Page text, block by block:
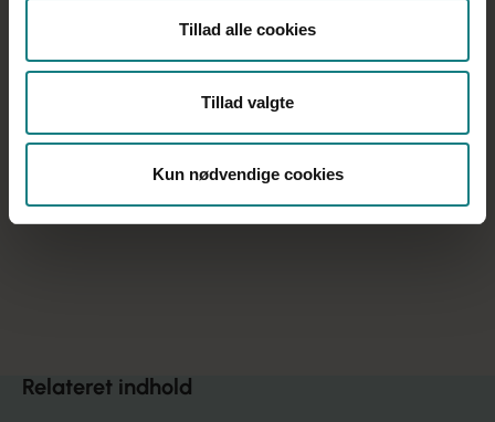
Tillad alle cookies
Tillad valgte
Kun nødvendige cookies
Gå aldrig alene til kontraktforhandlinger. Tag
gerne en konsulent fra kredsen med, hvor det er
muligt.
Få altid kredsen til at læse din kontrakt igennem,
Relateret indhold